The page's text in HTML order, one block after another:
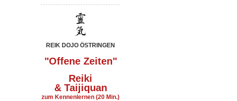
REIK DOJO ÖSTRINGEN
"Offene Zeiten"
Reiki
& Taijiquan
zum Kennenlernen (20 Min.)